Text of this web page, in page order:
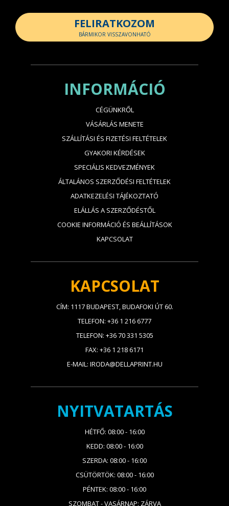
FELIRATKOZOM
BÁRMIKOR VISSZAVONHATÓ
INFORMÁCIÓ
CÉGÜNKRŐL
VÁSÁRLÁS MENETE
SZÁLLÍTÁSI ÉS FIZETÉSI FELTÉTELEK
GYAKORI KÉRDÉSEK
SPECIÁLIS KEDVEZMÉNYEK
ÁLTALÁNOS SZERZŐDÉSI FELTÉTELEK
ADATKEZELÉSI TÁJÉKOZTATÓ
ELÁLLÁS A SZERZŐDÉSTŐL
COOKIE INFORMÁCIÓ ÉS BEÁLLÍTÁSOK
KAPCSOLAT
KAPCSOLAT
CÍM: 1117 BUDAPEST, BUDAFOKI ÚT 60.
TELEFON: +36 1 216 6777
TELEFON: +36 70 331 5305
FAX: +36 1 218 6171
E-MAIL: IRODA@DELLAPRINT.HU
NYITVATARTÁS
HÉTFŐ: 08:00 - 16:00
KEDD: 08:00 - 16:00
SZERDA: 08:00 - 16:00
CSÜTÖRTÖK: 08:00 - 16:00
PÉNTEK: 08:00 - 16:00
SZOMBAT - VASÁRNAP: ZÁRVA